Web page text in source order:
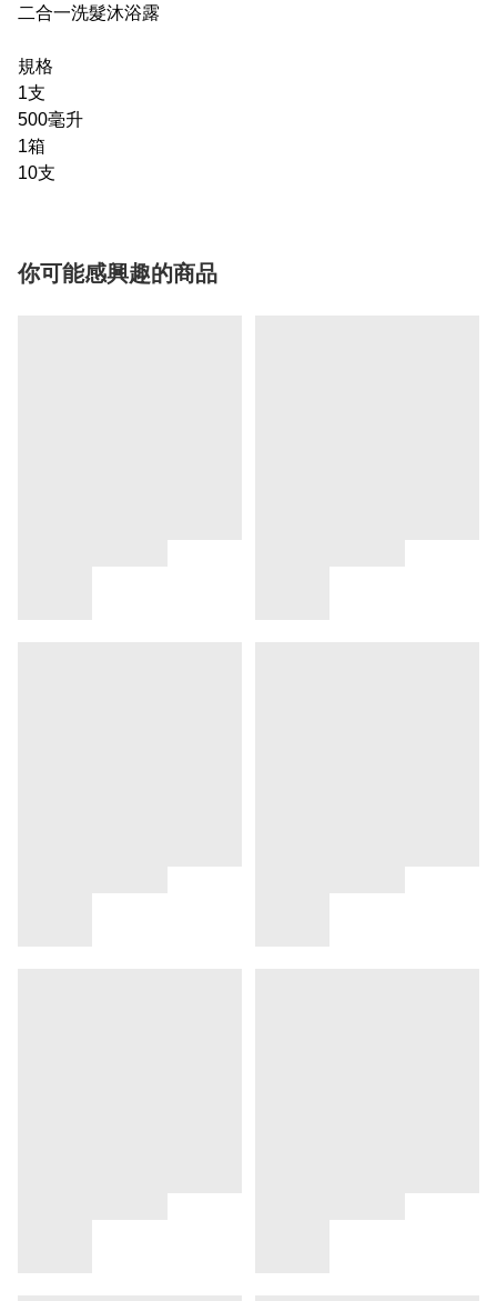
二合一洗髮沐浴露
規格
1支
500毫升
1箱
10支
你可能感興趣的商品